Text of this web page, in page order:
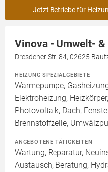
Jetzt Betriebe für
Vinova - Umwelt-
Dresdener Str. 84, 02625
HEIZUNG SPEZIALGEBIETE
Wärmepumpe,
Elektroheizung,
Photovoltaik, Dach,
Brennstoffzelle,
ANGEBOTENE TÄTIGKEITEN
Wartung, Reparatur,
Austausch, Beratung,